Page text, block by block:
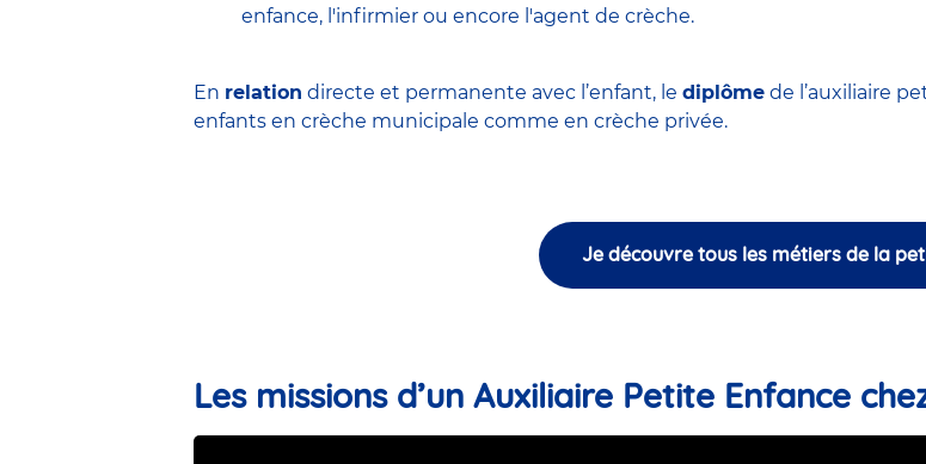
enfance, l'infirmier ou encore l'agent de crèche.
En relation directe et permanente avec l’enfant, le diplôme de l’auxiliaire
enfants en crèche municipale comme en crèche privée.
Je découvre tous les métiers de la
Les missions d’un Auxiliaire Petite Enfance